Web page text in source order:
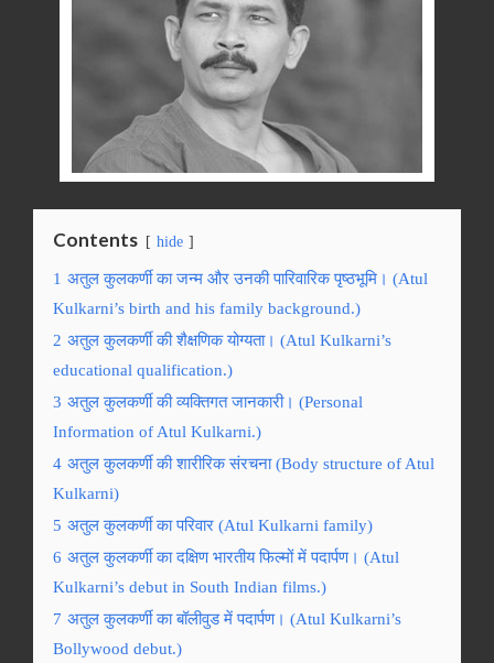
Contents hide
1 अतुल कुलकर्णी का जन्म और उनकी पारिवारिक पृष्ठभूमि। (Atul
Kulkarni’s birth and his family background.)
2 अतुल कुलकर्णी की शैक्षणिक योग्यता। (Atul Kulkarni’s
educational qualification.)
3 अतुल कुलकर्णी की व्यक्तिगत जानकारी। (Personal
Information of Atul Kulkarni.)
4 अतुल कुलकर्णी की शारीरिक संरचना (Body structure of Atul
Kulkarni)
5 अतुल कुलकर्णी का परिवार (Atul Kulkarni family)
6 अतुल कुलकर्णी का दक्षिण भारतीय फिल्मों में पदार्पण। (Atul
Kulkarni’s debut in South Indian films.)
7 अतुल कुलकर्णी का बॉलीवुड में पदार्पण। (Atul Kulkarni’s
Bollywood debut.)